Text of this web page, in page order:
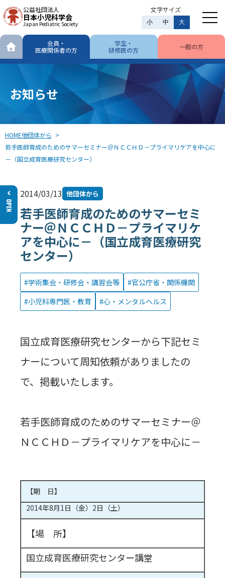
公益社団法人
日本小児科学会
Japan Pediatric Society
文字サイズ
小 中 大
会員・
医療関係者の方
学生・
研修医の方
一般の方
お知らせ
HOME他団体から
若手医師育成のためのサマーセミナー＠ＮＣＣＨＤ－プライマリケアを中心に
－（国立成育医療研究センター）
2014/03/13 他団体から
若手医師育成のためのサマーセミ
ナー＠ＮＣＣＨＤ－プライマリケ
アを中心に－（国立成育医療研究
センター）
学術集会・研修会・講習会等
官公庁省・関係機関
小児科専門医・教育
心・メンタルヘルス
国立成育医療研究センターから下記セミ
ナーについて周知依頼がありましたの
で、掲載いたします。
若手医師育成のためのサマーセミナー＠
ＮＣＣＨＤ－プライマリケアを中心に－
【期 日】
2014年8月1日（金）2日（土）
【場 所】
国立成育医療研究センター講堂